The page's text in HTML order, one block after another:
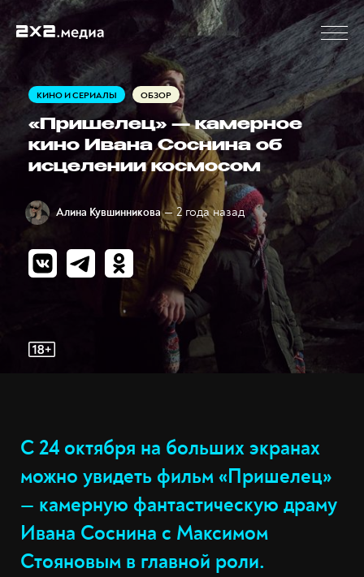
КИНО И СЕРИАЛЫ ОБЗОР
«Пришелец» — камерное
кино Ивана Соснина об
исцелении космосом
Алина Кувшинникова — 2 года назад
С 24 октября на больших экранах
можно увидеть фильм «Пришелец»
— камерную фантастическую драму
Ивана Соснина с Максимом
Стояновым в главной роли.